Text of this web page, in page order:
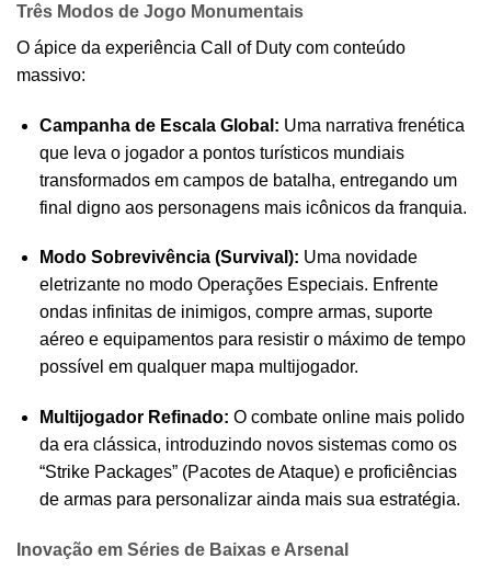
Três Modos de Jogo Monumentais
O ápice da experiência Call of Duty com conteúdo
massivo:
Campanha de Escala Global: Uma narrativa frenética
que leva o jogador a pontos turísticos mundiais
transformados em campos de batalha, entregando um
final digno aos personagens mais icônicos da franquia.
Modo Sobrevivência (Survival): Uma novidade
eletrizante no modo Operações Especiais. Enfrente
ondas infinitas de inimigos, compre armas, suporte
aéreo e equipamentos para resistir o máximo de tempo
possível em qualquer mapa multijogador.
Multijogador Refinado: O combate online mais polido
da era clássica, introduzindo novos sistemas como os
“Strike Packages” (Pacotes de Ataque) e proficiências
de armas para personalizar ainda mais sua estratégia.
Inovação em Séries de Baixas e Arsenal